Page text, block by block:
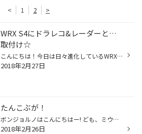
< 1 2 >
WRX S4にドラレコ&レーダーと…
取付け☆
こんにちは！今日は日々進化しているWRXのご紹介です。本日はコムテック製のドライブレコーダーとレーダー探知機とSTI製のラジエーターキャップ交換です。 先ずはラジエーターを冷ましてキャップを交換音符 そしてレーダーとドラレコを取付け☆ リンク式ですから、ドラレコをレーダーでコントロール...
2018年2月27日
たんこぶが！
ボンジョルノはこんにちはー! ども、ミウラです。 人は頭を打つと（たんこぶ）ができたりしますが、タイヤもなるんです。 タイヤの側面に強い衝撃が加わるとタイヤの骨格となる部分が傷付き プクーと膨らみます。 【ゴムが切れることも】 この様な状態のタイヤは大変危険です。 タイヤ館でのタイヤ...
2018年2月26日